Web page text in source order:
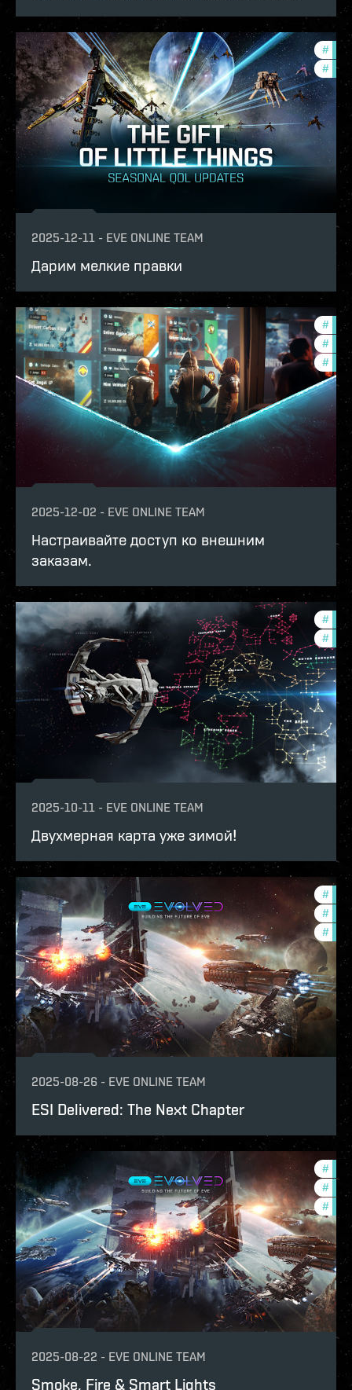
#
#
2025-12-11 - EVE ONLINE TEAM
Дарим мелкие правки
#
#
#
2025-12-02 - EVE ONLINE TEAM
Настраивайте доступ ко внешним
заказам.
#
#
2025-10-11 - EVE ONLINE TEAM
Двухмерная карта уже зимой!
#
#
#
2025-08-26 - EVE ONLINE TEAM
ESI Delivered: The Next Chapter
#
#
#
2025-08-22 - EVE ONLINE TEAM
Smoke, Fire & Smart Lights